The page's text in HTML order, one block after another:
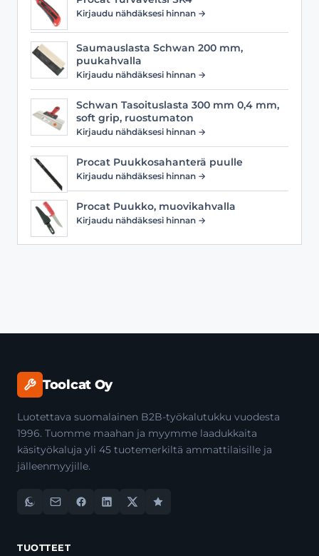
Kirjaudu nähdäksesi hinnan →
Saumauslasta Schwan 200 mm,
puukahvalla
Kirjaudu nähdäksesi hinnan →
Schwan Tasoituslasta 300 mm 0,4 mm,
soft grip, ruostumaton
Kirjaudu nähdäksesi hinnan →
Procat Puukkosahanterä puulle
Kirjaudu nähdäksesi hinnan →
Procat Puukko, muovikahvalla
Kirjaudu nähdäksesi hinnan →
Toolcat Oy
Luotettava suomalainen B2B-työkalutukku vuodesta
1996. Tuomme maahan ja myymme laadukkaita
käsityökaluja yli 45 tuotemerkiltä ammattilaisille ja
jälleenmyyjille.
TUOTTEET